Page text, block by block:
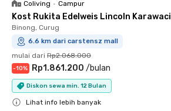
Coliving • Campur
Kost Rukita Edelweis Lincoln Karawaci
Binong, Curug
6.6 km dari carstensz mall
mulai dari Rp2.068.000
-10% Rp1.861.200 /bulan
Diskon sewa min. 12 Bulan
Lihat info lebih banyak